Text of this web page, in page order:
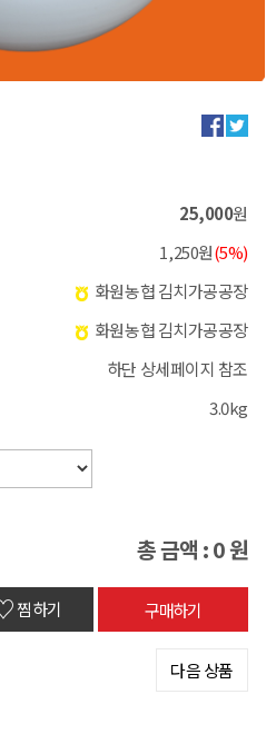
25,000원
1,250원(5%)
화원농협 김치가공공장
화원농협 김치가공공장
하단 상세페이지 참조
3.0kg
총 금액 :0원
찜하기
다음 상품